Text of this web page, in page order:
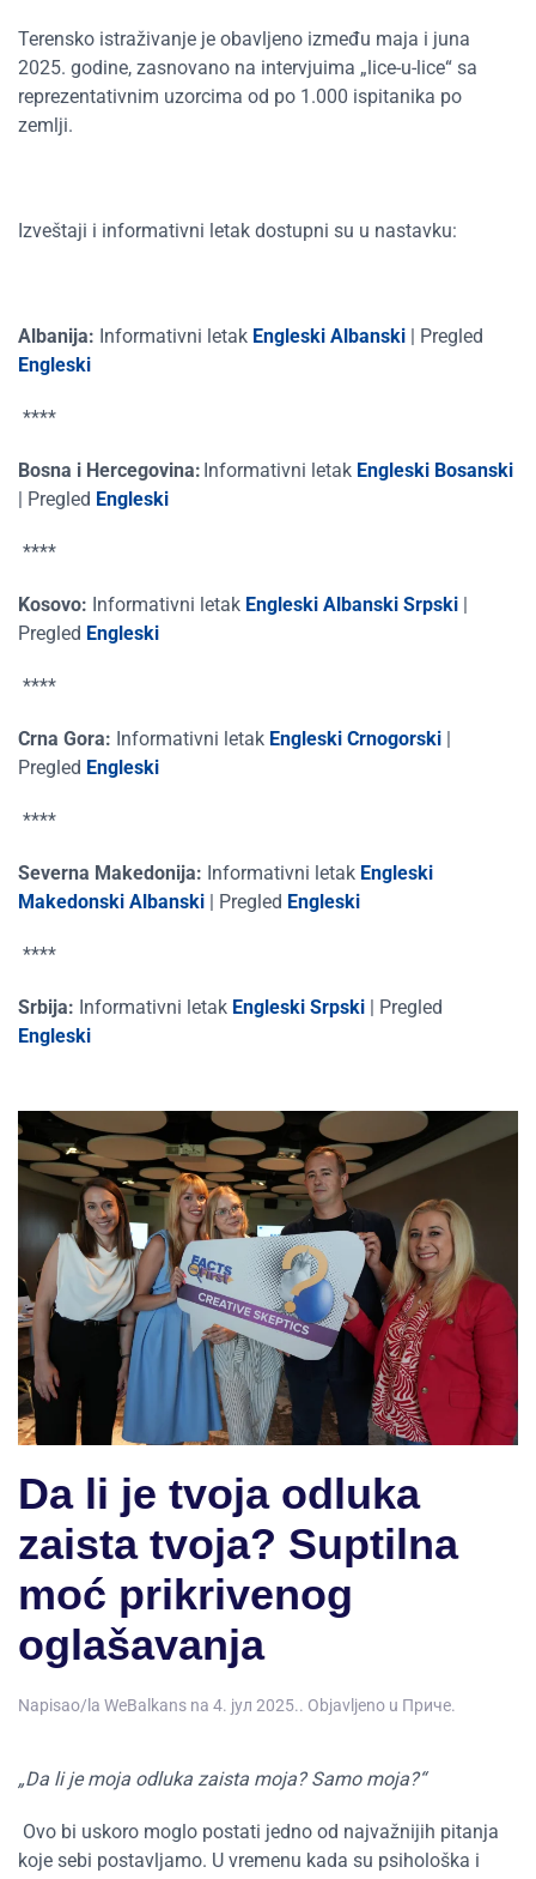
Terensko istraživanje je obavljeno između maja i juna
2025. godine, zasnovano na intervjuima „lice-u-lice“ sa
reprezentativnim uzorcima od po 1.000 ispitanika po
zemlji.
Izveštaji i informativni letak dostupni su u nastavku:
Albanija: Informativni letak Engleski Albanski | Pregled
Engleski
****
Bosna i Hercegovina: Informativni letak Engleski Bosanski
| Pregled Engleski
****
Kosovo: Informativni letak Engleski Albanski Srpski |
Pregled Engleski
****
Crna Gora: Informativni letak Engleski Crnogorski |
Pregled Engleski
****
Severna Makedonija: Informativni letak Engleski
Makedonski Albanski | Pregled Engleski
****
Srbija: Informativni letak Engleski Srpski | Pregled
Engleski
Da li je tvoja odluka
zaista tvoja? Suptilna
moć prikrivenog
oglašavanja
Napisao/la WeBalkans na 4. јул 2025.. Objavljeno u Приче.
„Da li je moja odluka zaista moja? Samo moja?“
Ovo bi uskoro moglo postati jedno od najvažnijih pitanja
koje sebi postavljamo. U vremenu kada su psihološka i